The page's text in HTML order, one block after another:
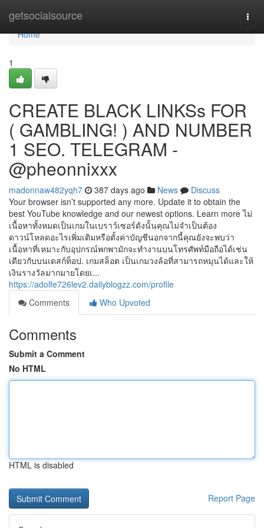
getsocialsource
Home
Home
1
CREATE BLACK LINKSs FOR
( GAMBLING! ) AND NUMBER
1 SEO. TELEGRAM -
@pheonnixxx
madonnaw482yqh7 387 days ago News
Discuss
Your browser isn’t supported any more. Update it to obtain the
best YouTube knowledge and our newest options. Learn more ไม่
เนื้อหาทั้งหมดเป็นเกมในเบราว์เซอร์ดังนั้นคุณไม่จำเป็นต้อง
ดาวน์โหลดอะไรเพิ่มเติมหรือตั้งค่าบัญชีนอกจากนี้คุณยังจะพบว่า
เนื้อหาที่เหมาะกับอุปกรณ์พกพามักจะทำงานบนโทรศัพท์มือถือได้เช่น
เดียวกับบนเดสก์ท็อป. เกมสล็อต เป็นเกมวงล้อที่สามารถหมุนได้และให้
เงินรางวัลมากมายโดยเ...
https://adolfe726lev2.dailyblogzz.com/profile
Comments
Who Upvoted
Comments
Submit a Comment
No HTML
HTML is disabled
Report Page